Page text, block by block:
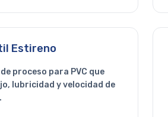
Estireno
proceso para PVC que
lubricidad y velocidad de